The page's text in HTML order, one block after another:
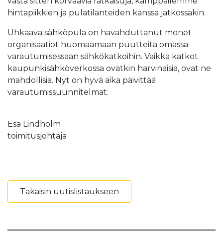
hintapiikkien ja pulatilanteiden kanssa jatkossakin.
Uhkaava sähköpula on havahduttanut monet
organisaatiot huomaamaan puutteita omassa
varautumisessaan sähkökatkoihin. Vaikka katkot
kaupunkisähköverkossa ovatkin harvinaisia, ovat ne
mahdollisia. Nyt on hyvä aika päivittää
varautumissuunnitelmat.
Esa Lindholm
toimitusjohtaja
Takaisin uutislistaukseen